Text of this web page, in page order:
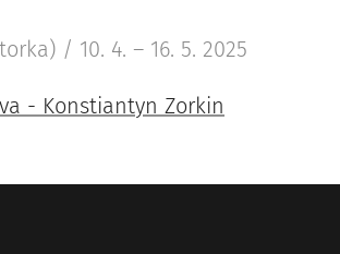
/ 10. 4. – 16. 5. 2025
- Konstiantyn Zorkin